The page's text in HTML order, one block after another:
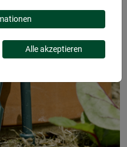
Alle akzeptieren